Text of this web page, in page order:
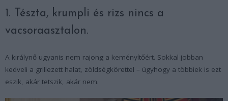
1. Tészta, krumpli és rizs nincs a
vacsoraasztalon.
A királynő ugyanis nem rajong a keményítőért. Sokkal jobban
kedveli a grillezett halat, zöldségkörettel – úgyhogy a többiek is ezt
eszik, akár tetszik, akár nem.